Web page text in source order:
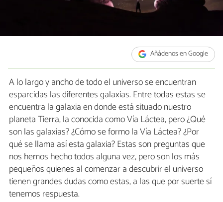
Añádenos en Google
A lo largo y ancho de todo el universo se encuentran
esparcidas las diferentes galaxias. Entre todas estas se
encuentra la galaxia en donde está situado nuestro
planeta Tierra, la conocida como Vía Láctea, pero ¿Qué
son las galaxias? ¿Cómo se formo la Vía Láctea? ¿Por
qué se llama así esta galaxia? Estas son preguntas que
nos hemos hecho todos alguna vez, pero son los más
pequeños quienes al comenzar a descubrir el universo
tienen grandes dudas como estas, a las que por suerte sí
tenemos respuesta.